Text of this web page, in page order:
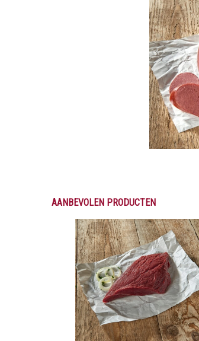
AANBEVOLEN PRODUCTEN